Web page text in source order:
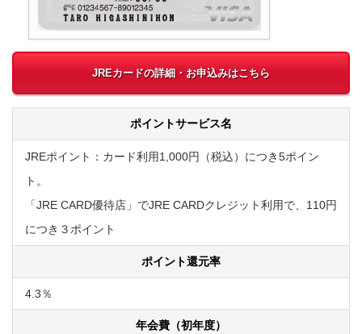
JREカードの詳細・お申込みはこちら
ポイントサービス名
JREポイント：カード利用1,000円（税込）につき5ポイン
ト。
「JRE CARD優待店」でJRE CARDクレジット利用で、110円
につき３ポイント
ポイント還元率
4.3％
年会費（初年度）